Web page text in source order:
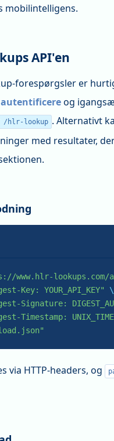
mobilintelligens.
API'en
forespørgsler er
autentificereog
/hlr-lookup . Alternativt
med resultater,
www.hlr-
Key: YOUR_API_KEY"
\
Signature:
Timestamp:
via HTTP-headers, og